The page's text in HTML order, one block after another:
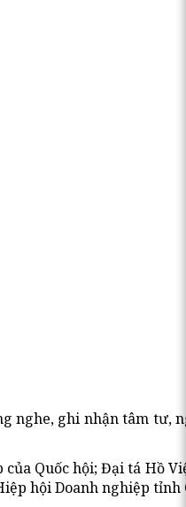
ghi nhận tâm
Quốc hội; Đại tá Hồ
hội Doanh nghiệp tỉnh